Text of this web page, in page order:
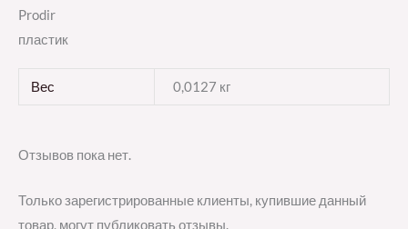
Prodir
пластик
Вес 0,0127 кг
Отзывов пока нет.
Только зарегистрированные клиенты, купившие данный
товар, могут публиковать отзывы.